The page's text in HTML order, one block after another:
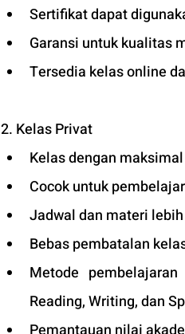
Sertifikat dapat
Garansi untuk kualitas
Tersedia kelas online
2. Kelas Privat
Kelas dengan
Cocok untuk
Jadwal dan materi
Bebas pembatalan
Metode
Reading, Writing, dan